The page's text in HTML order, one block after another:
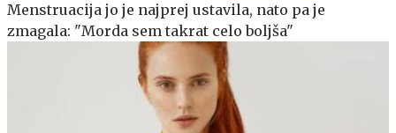
Menstruacija jo je najprej ustavila, nato pa je
zmagala: "Morda sem takrat celo boljša"